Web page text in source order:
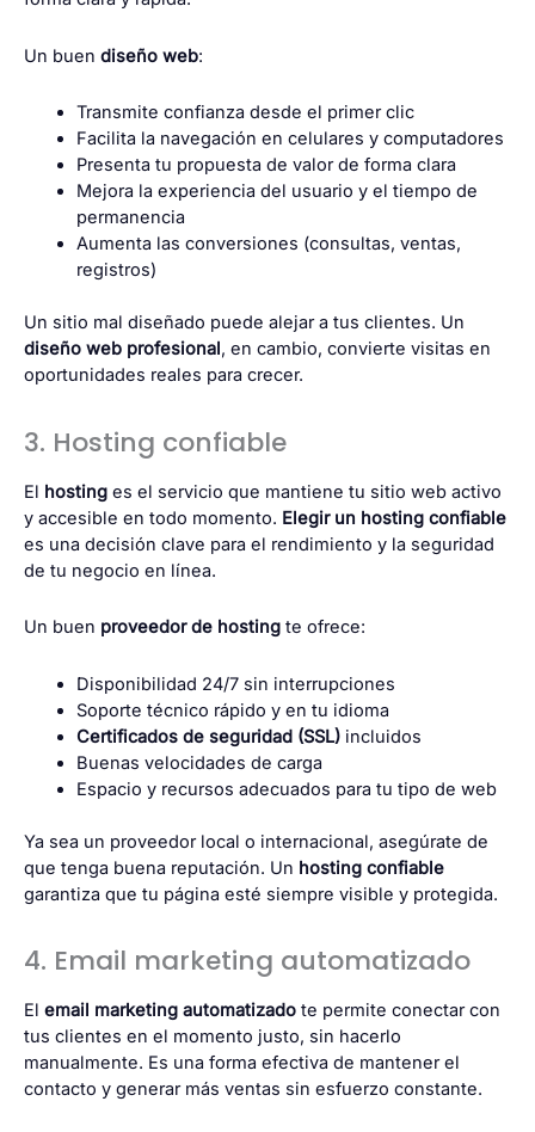
Un buen diseño web:
Transmite confianza desde el primer clic
Facilita la navegación en celulares y computadores
Presenta tu propuesta de valor de forma clara
Mejora la experiencia del usuario y el tiempo de
permanencia
Aumenta las conversiones (consultas, ventas,
registros)
Un sitio mal diseñado puede alejar a tus clientes. Un
diseño web profesional, en cambio, convierte visitas en
oportunidades reales para crecer.
3. Hosting confiable
El hosting es el servicio que mantiene tu sitio web activo
y accesible en todo momento. Elegir un hosting confiable
es una decisión clave para el rendimiento y la seguridad
de tu negocio en línea.
Un buen proveedor de hosting te ofrece:
Disponibilidad 24/7 sin interrupciones
Soporte técnico rápido y en tu idioma
Certificados de seguridad (SSL)incluidos
Buenas velocidades de carga
Espacio y recursos adecuados para tu tipo de web
Ya sea un proveedor local o internacional, asegúrate de
que tenga buena reputación. Un hosting confiable
garantiza que tu página esté siempre visible y protegida.
4. Email marketing automatizado
El email marketing automatizado te permite conectar con
tus clientes en el momento justo, sin hacerlo
manualmente. Es una forma efectiva de mantener el
contacto y generar más ventas sin esfuerzo constante.